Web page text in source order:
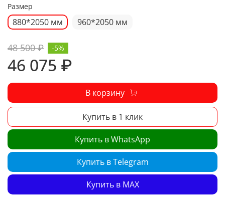
Размер
880*2050 мм 960*2050 мм
48 500 ₽
46 075 ₽
-5%
В корзину
Купить в 1 клик
Купить в WhatsApp
Купить в Telegram
Купить в MAX